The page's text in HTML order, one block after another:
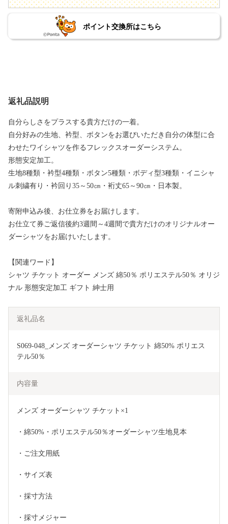
ポイント交換所はこちら
返礼品説明
自分らしさをプラスする貴方だけの一着。
自分好みの生地、衿型、ボタンをお選びいただき自分の体型に合
わせたワイシャツを作るフレックスオーダーシステム。
形態安定加工。
生地8種類・衿型4種類・ボタン5種類・ボディ型3種類・イニシャ
ル刺繍有り・衿回り35～50㎝・裄丈65～90㎝・日本製。
寄附申込み後、お仕立券をお届けします。
お仕立て券ご返信後約3週間～4週間で貴方だけのオリジナルオー
ダーシャツをお届けいたします。
【関連ワード】
シャツ チケット オーダー メンズ 綿50％ ポリエステル50％ オリジ
ナル 形態安定加工 ギフト 紳士用
返礼品名
S069-048_メンズ オーダーシャツ チケット 綿50% ポリエス
テル50％
内容量
メンズ オーダーシャツ チケット×1
・綿50%・ポリエステル50％オーダーシャツ生地見本
・ご注文用紙
・サイズ表
・採寸方法
・採寸メジャー